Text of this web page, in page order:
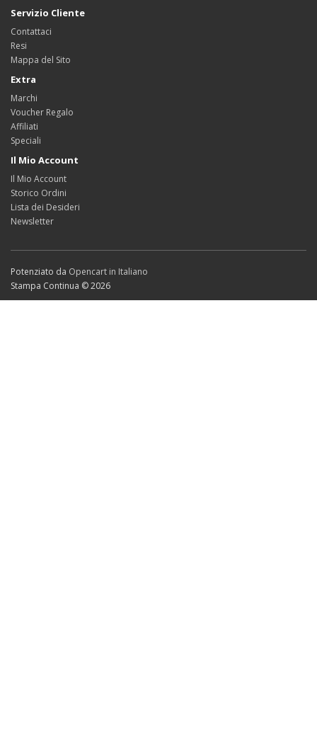
Servizio Cliente
Contattaci
Resi
Mappa del Sito
Extra
Marchi
Voucher Regalo
Affiliati
Speciali
Il Mio Account
Il Mio Account
Storico Ordini
Lista dei Desideri
Newsletter
Potenziato da Opencart in Italiano
Stampa Continua © 2026